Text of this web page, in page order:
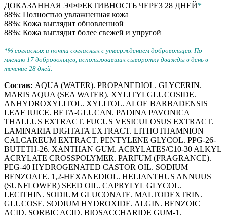
ДОКАЗАННАЯ ЭФФЕКТИВНОСТЬ ЧЕРЕЗ 28 ДНЕЙ*
88%: Полностью увлажненная кожа
88%: Кожа выглядит обновленной
88%: Кожа выглядит более свежей и упругой
*% согласных и почти согласных с утверждением добровольцев. По
мнению 17 добровольцев, использовавших сыворотку дважды в день в
течение 28 дней.
Состав: AQUA (WATER). PROPANEDIOL. GLYCERIN.
MARIS AQUA (SEA WATER). XYLITYLGLUCOSIDE.
ANHYDROXYLITOL. XYLITOL. ALOE BARBADENSIS
LEAF JUICE. BETA-GLUCAN. PADINA PAVONICA
THALLUS EXTRACT. FUCUS VESICULOSUS EXTRACT.
LAMINARIA DIGITATA EXTRACT. LITHOTHAMNION
CALCAREUM EXTRACT. PENTYLENE GLYCOL. PPG-26-
BUTETH-26. XANTHAN GUM. ACRYLATES/C10-30 ALKYL
ACRYLATE CROSSPOLYMER. PARFUM (FRAGRANCE).
PEG-40 HYDROGENATED CASTOR OIL. SODIUM
BENZOATE. 1,2-HEXANEDIOL. HELIANTHUS ANNUUS
(SUNFLOWER) SEED OIL. CAPRYLYL GLYCOL.
LECITHIN. SODIUM GLUCONATE. MALTODEXTRIN.
GLUCOSE. SODIUM HYDROXIDE. ALGIN. BENZOIC
ACID. SORBIC ACID. BIOSACCHARIDE GUM-1.